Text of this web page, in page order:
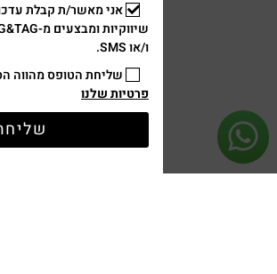
אני מאשר/ת קבלת
ו/או SMS.
שליחת הטופס מהווה
פרטיות שלנו